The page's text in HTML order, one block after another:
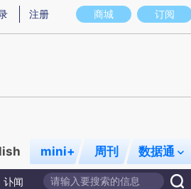
图存在偏差。不代表财新观点和立场。推荐点
商城 订阅
注册
mini+ 周刊 数据通
讣闻